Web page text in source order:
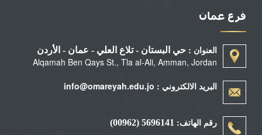
فرع عمان
العنوان : حي البستان - تلاع العلي - عمان - الأردن
Alqamah Ben Qays St., Tla al-Ali, Amman, Jordan
البريد الالكتروني : info@omareyah.edu.jo
رقم الهاتف: 5696141 (00962)